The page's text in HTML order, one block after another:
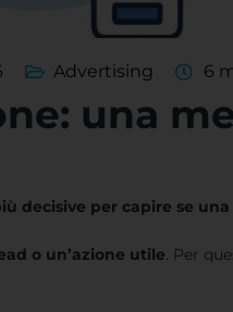
Advertising 6
una
decisive per capire se
o un’azione utile. Per